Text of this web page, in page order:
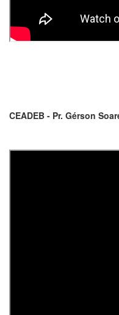
CEADEB - Pr. Gérson